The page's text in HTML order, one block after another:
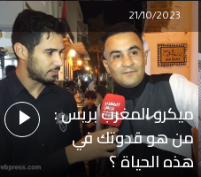
ميكرو المغرب بريس :
من هو قدوتك في
هذه الحياة ؟
21/10/2023